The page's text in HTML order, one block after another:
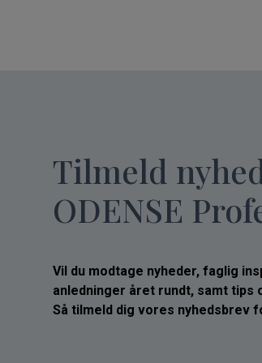
Tilmeld
ODENSE
Vil du modtage nyheder, faglig
anledninger året rundt, samt
Så tilmeld dig vores nyhedsbrev